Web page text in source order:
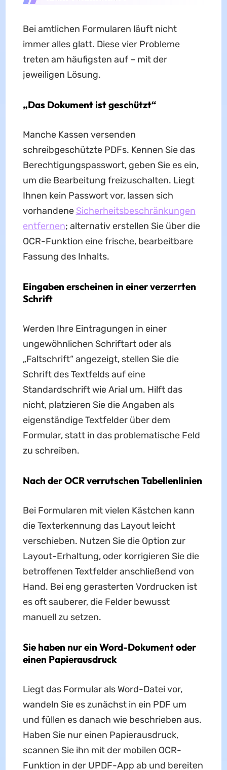
Bei amtlichen Formularen läuft nicht
immer alles glatt. Diese vier Probleme
treten am häufigsten auf – mit der
jeweiligen Lösung.
„Das Dokument ist geschützt“
Manche Kassen versenden
schreibgeschützte PDFs. Kennen Sie das
Berechtigungspasswort, geben Sie es ein,
um die Bearbeitung freizuschalten. Liegt
Ihnen kein Passwort vor, lassen sich
vorhandene Sicherheitsbeschränkungen
entfernen; alternativ erstellen Sie über die
OCR-Funktion eine frische, bearbeitbare
Fassung des Inhalts.
Eingaben erscheinen in einer verzerrten
Schrift
Werden Ihre Eintragungen in einer
ungewöhnlichen Schriftart oder als
„Faltschrift“ angezeigt, stellen Sie die
Schrift des Textfelds auf eine
Standardschrift wie Arial um. Hilft das
nicht, platzieren Sie die Angaben als
eigenständige Textfelder über dem
Formular, statt in das problematische Feld
zu schreiben.
Nach der OCR verrutschen Tabellenlinien
Bei Formularen mit vielen Kästchen kann
die Texterkennung das Layout leicht
verschieben. Nutzen Sie die Option zur
Layout-Erhaltung, oder korrigieren Sie die
betroffenen Textfelder anschließend von
Hand. Bei eng gerasterten Vordrucken ist
es oft sauberer, die Felder bewusst
manuell zu setzen.
Sie haben nur ein Word-Dokument oder
einen Papierausdruck
Liegt das Formular als Word-Datei vor,
wandeln Sie es zunächst in ein PDF um
und füllen es danach wie beschrieben aus.
Haben Sie nur einen Papierausdruck,
scannen Sie ihn mit der mobilen OCR-
Funktion in der UPDF-App ab und bereiten